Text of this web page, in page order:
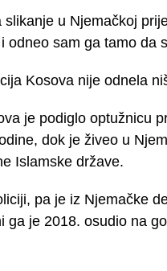
u Njemačkoj
sam ga tamo da
Kosova nije odnela
je podiglo optužnicu
dok je živeo u
Islamske države.
pa je iz Njemačke
ga je 2018. osudio na